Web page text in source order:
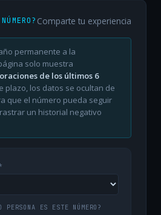
Comparte tu experiencia
permanente a la
solo muestra
de los últimos 6
plazo, los datos se ocultan de
que el número pueda seguir
un historial negativo
PERSONA ES ESTE NÚMERO?